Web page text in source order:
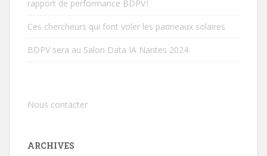
rapport de performance BDPV !
Ces chercheurs qui font voler les panneaux solaires
BDPV sera au Salon Data IA Nantes 2024
Nous contacter
ARCHIVES